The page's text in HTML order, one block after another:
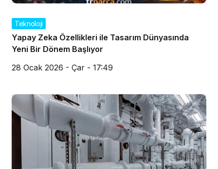
Teknoloji
Yapay Zeka Özellikleri ile Tasarım Dünyasında
Yeni Bir Dönem Başlıyor
28 Ocak 2026 - Çar - 17:49